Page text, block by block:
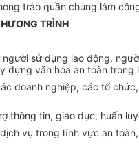
trào quần chúng làm
TRÌNH
sử dụng lao động,
dựng văn hóa an toàn trong
doanh nghiệp, các tổ
thông tin, giáo dục, huấn
vụ trong lĩnh vực an